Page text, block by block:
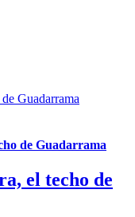
Guadarrama
de Guadarrama
el techo de